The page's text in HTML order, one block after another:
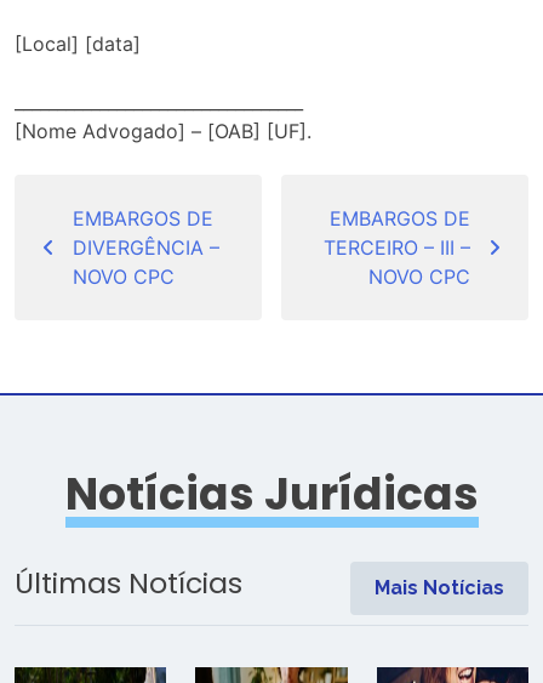
[Local] [data]
[Nome Advogado] – [OAB] [UF].
Post
EMBARGOS DE
DIVERGÊNCIA –
NOVO CPC
EMBARGOS DE
TERCEIRO – III –
NOVO CPC
Notícias Jurídicas
Últimas Notícias Mais Notícias